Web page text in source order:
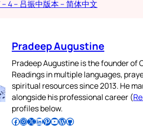
4 – 吕振中版本 – 简体中文
Pradeep Augustine
Pradeep Augustine is the founder
Readings in multiple languages,
spiritual resources since 2013. He
alongside his professional career (
profiles below.
Follow Pradeep on Facebook Follow Pradeep on InstagramFollow Pradeep on X Follow Pradeep on LinkedIn Follow Pradeep on Pinterest Subscribe to Pradeep’s Youtube Channel Follow Pradeep on WordPress Follow Pradeep on GitHub